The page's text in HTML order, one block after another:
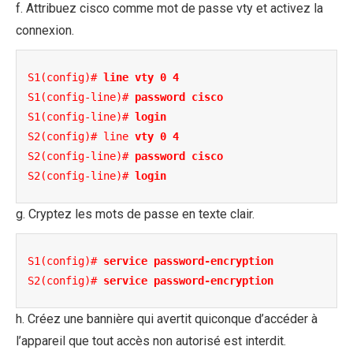
f. Attribuez cisco comme mot de passe vty et activez la
connexion.
S1(config)# line vty 0 4
S1(config-line)# password cisco
S1(config-line)# login
S2(config)# line vty 0 4
S2(config-line)# password cisco
S2(config-line)# login
g. Cryptez les mots de passe en texte clair.
S1(config)# service password-encryption
S2(config)# service password-encryption
h. Créez une bannière qui avertit quiconque d’accéder à
l’appareil que tout accès non autorisé est interdit.